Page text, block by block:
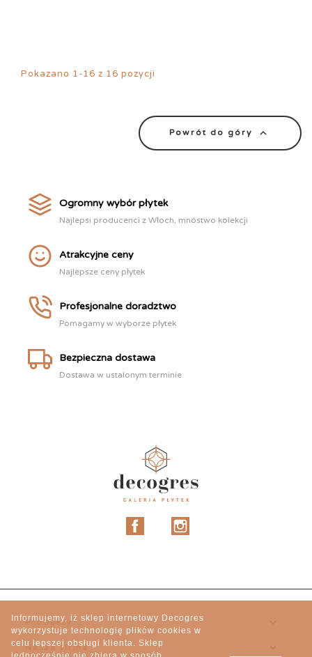
Pokazano 1-16 z 16 pozycji
Powrót do góry 
Ogromny wybór płytek
Najlepsi producenci z Włoch, mnóstwo kolekcji
Atrakcyjne ceny
Najlepsze ceny płytek
Profesjonalne doradztwo
Pomagamy w wyborze płytek
Bezpieczna dostawa
Dostawa w ustalonym terminie
Facebook
Produkty
Nasza firma
Informujemy, iż sklep internetowy Decogres
wykorzystuje technologię plików cookies w
celu lepszej obsługi klienta. Sklep